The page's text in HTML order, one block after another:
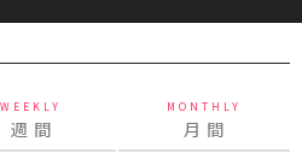
WEEKLY
週 間
MONTHLY
月 間